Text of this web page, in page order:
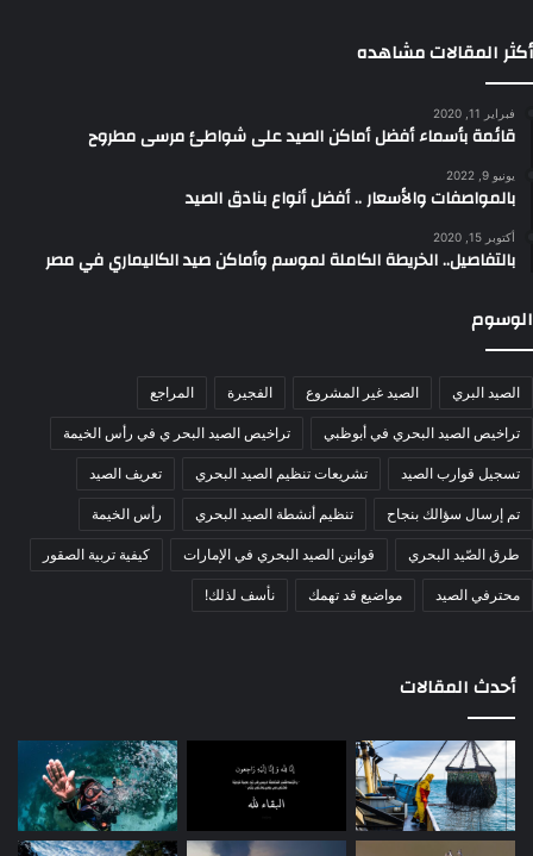
الإضاءة أهم الأدوات المستخدمة
الليل الذي لا يخلو من المفاجآت غير المتوقعة، فالصيد بالليل
مغامرة كبيرة.
بدون كشاف يوفر إضاءة قوية حتى تستطيع التعامل مع السنون
والأعواد لتجنب الإصابة في الظلام.
مرحلة البدر خصوصًا في الأماكن الصخرية.
أيضًا حتى تتمكن من التعامل مع الأسماك السامة وتجنب
ملامسة أشواكها.
أكثر المقالات مشاهده
فبراير 11, 2020
قائمة بأسماء أفضل أماكن الصيد على شواطئ مرسى مطروح
يونيو 9, 2022
بالمواصفات والأسعار .. أفضل أنواع بنادق الصيد
أكتوبر 15, 2020
بالتفاصيل.. الخريطة الكاملة لموسم وأماكن صيد الكاليماري في مصر
الوسوم
الصيد البري الصيد غير المشروع الفجيرة المراجع
تراخيص الصيد البحري في أبوظبي تراخيص الصيد البحر ي في رأس الخيمة
تسجيل قوارب الصيد تشريعات تنظيم الصيد البحري تعريف الصيد
تم إرسال سؤالك بنجاح تنظيم أنشطة الصيد البحري رأس الخيمة
طرق الصّيد البحري قوانين الصيد البحري في الإمارات كيفية تربية الصقور
محترفي الصيد مواضيع قد تهمك نأسف لذلك!
أحدث المقالات